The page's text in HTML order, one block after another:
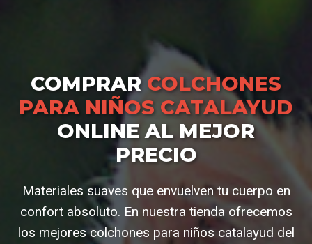
COMPRAR COLCHONES
PARA NIÑOS CATALAYUD
ONLINE AL MEJOR
PRECIO
Materiales suaves que envuelven tu cuerpo en
confort absoluto. En nuestra tienda ofrecemos
los mejores colchones para niños catalayud del